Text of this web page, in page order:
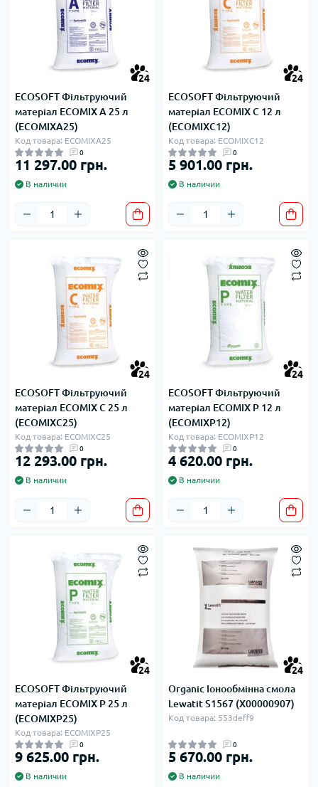
24
ECOSOFT Фільтруючий
матеріал ECOMIX A 25 л
(ECOMIXA25)
Код товара: ECOMIXA25
0
11 297.00 грн.
В наличии
24
ECOSOFT Фільтруючий
матеріал ECOMIX C 12 л
(ECOMIXC12)
Код товара: ECOMIXC12
0
5 901.00 грн.
В наличии
24
ECOSOFT Фільтруючий
матеріал ECOMIX C 25 л
(ECOMIXC25)
Код товара: ECOMIXC25
0
12 293.00 грн.
В наличии
24
ECOSOFT Фільтруючий
матеріал ECOMIX P 12 л
(ECOMIXP12)
Код товара: ECOMIXP12
0
4 620.00 грн.
В наличии
24
ECOSOFT Фільтруючий
матеріал ECOMIX P 25 л
(ECOMIXP25)
Код товара: ECOMIXP25
0
9 625.00 грн.
В наличии
24
Organic Іонообмінна смола
Lewatit S1567 (Х00000907)
Код товара: 553deff9
0
5 670.00 грн.
В наличии